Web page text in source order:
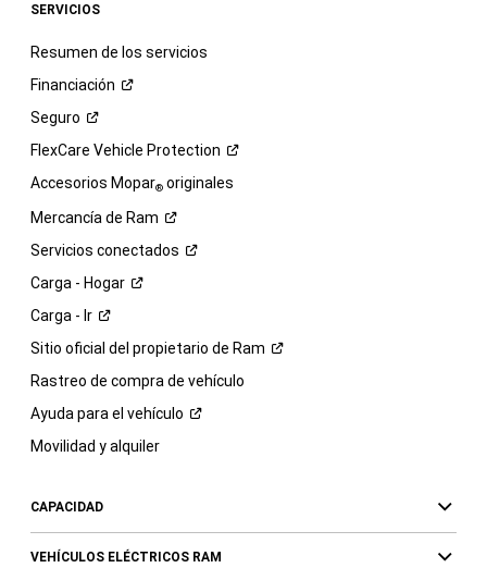
SERVICIOS
Resumen de los servicios
Financiación
Seguro
FlexCare Vehicle Protection
Accesorios Mopar®originales
Mercancía de Ram
Servicios conectados
Carga - Hogar
Carga - Ir
Sitio oficial del propietario de Ram
Rastreo de compra de vehículo
Ayuda para el vehículo
Movilidad y alquiler
CAPACIDAD
VEHÍCULOS ELÉCTRICOS RAM